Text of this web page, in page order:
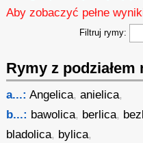
Aby zobaczyć pełne
Filtruj rymy:
Rymy z podziałem
a...: Angelica,anielica,
b...: bawolica, berlica,
bladolica, bylica,